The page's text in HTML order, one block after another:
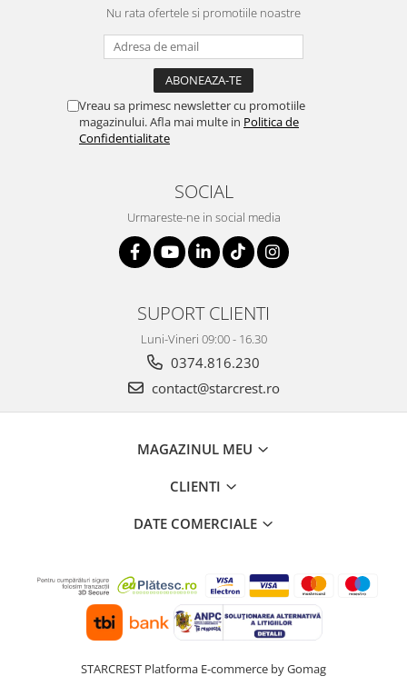
Nu rata ofertele si promotiile noastre
Vreau sa primesc newsletter cu promotiile
magazinului. Afla mai multe in Politica de
Confidentialitate
SOCIAL
Urmareste-ne in social media
SUPORT CLIENTI
Luni-Vineri 09:00 - 16.30
0374.816.230
contact@starcrest.ro
MAGAZINUL MEU
CLIENTI
DATE COMERCIALE
STARCREST Platforma E-commerce by Gomag